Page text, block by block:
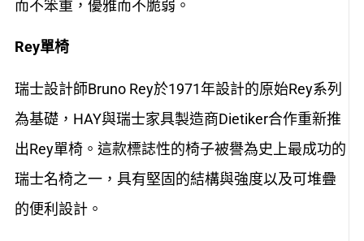
而不笨重，優雅而不脆弱。
Rey單椅
瑞士設計師Bruno Rey於1971年設計的原始Rey系列
為基礎，HAY與瑞士家具製造商Dietiker合作重新推
出Rey單椅。這款標誌性的椅子被譽為史上最成功的
瑞士名椅之一，具有堅固的結構與強度以及可堆疊
的便利設計。